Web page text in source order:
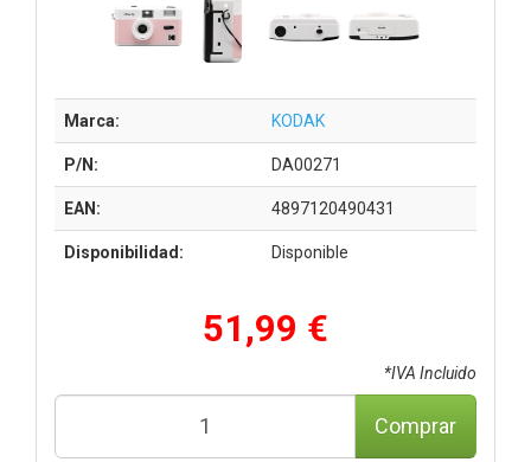
Marca: KODAK
P/N: DA00271
EAN: 4897120490431
Disponibilidad: Disponible
51,99 €
*IVA Incluido
Comprar